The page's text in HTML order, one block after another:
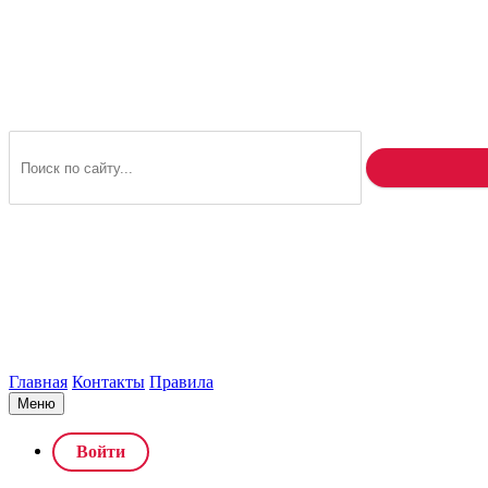
Главная Контакты Правила
Меню
Войти